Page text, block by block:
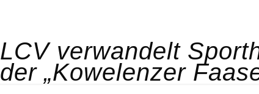
LCV verwandelt
der „Kowelenzer